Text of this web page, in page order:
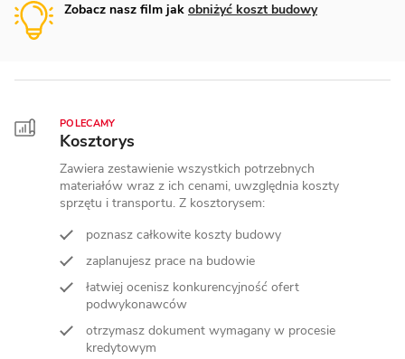
Zobacz nasz film jak obniżyć koszt budowy
POLECAMY
Kosztorys
Zawiera zestawienie wszystkich potrzebnych
materiałów wraz z ich cenami, uwzględnia koszty
sprzętu i transportu. Z kosztorysem:
poznasz całkowite koszty budowy
zaplanujesz prace na budowie
łatwiej ocenisz konkurencyjność ofert
podwykonawców
otrzymasz dokument wymagany w procesie
kredytowym